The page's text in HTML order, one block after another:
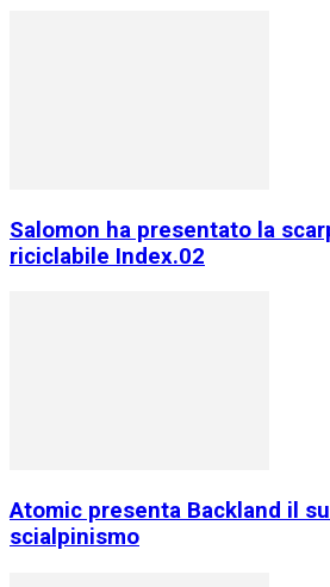
Salomon ha presentato la
riciclabile Index.02
Atomic presenta Backland il
scialpinismo